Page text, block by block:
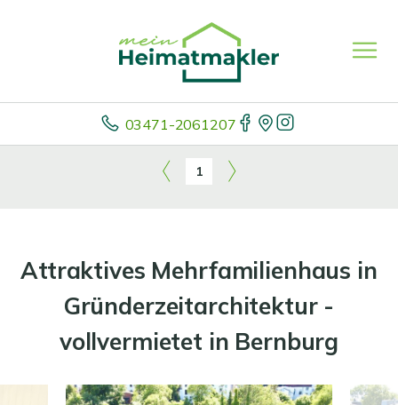
03471-2061207
1
Attraktives Mehrfamilienhaus in
Gründerzeitarchitektur -
vollvermietet in Bernburg